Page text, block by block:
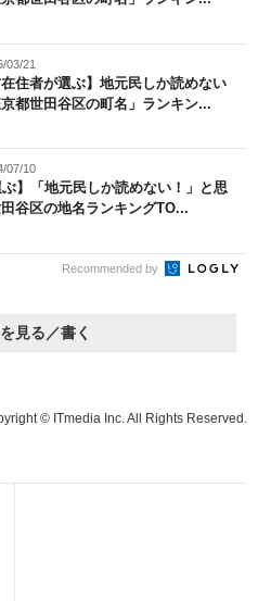
03/21
在住者が選ぶ】地元民しか読めない
都世田谷区の町名」ランキン...
07/10
ぶ】「地元民しか読めない！」と思
谷区の地名ランキングTO...
Recommended by
見る／書く
© ITmedia Inc. All Rights Reserved.